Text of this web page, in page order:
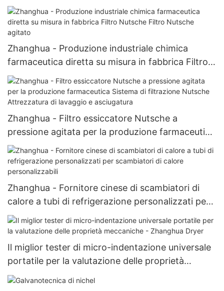
Filtro Nutsche agitato
Zhanghua - Produzione industriale chimica
farmaceutica diretta su misura in fabbrica Filtro
Nutsche Filtro Nutsche agitato
Zhanghua - Filtro essiccatore Nutsche a
pressione agitata per la produzione farmaceutica
Sistema di filtrazione Nutsche Attrezzatura di
lavaggio e asciugatura
Zhanghua - Fornitore cinese di scambiatori di
calore a tubi di refrigerazione personalizzati per
scambiatori di calore personalizzabili
Il miglior tester di micro-indentazione universale
portatile per la valutazione delle proprietà
meccaniche - Zhanghua Dryer